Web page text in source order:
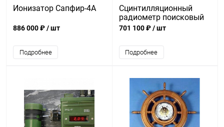
Ионизатор Сапфир-4А
886 000 ₽/ шт
Подробнее
Сцинтилляционный
радиометр поисковый
СРП-68-02
701 100 ₽/ шт
Подробнее